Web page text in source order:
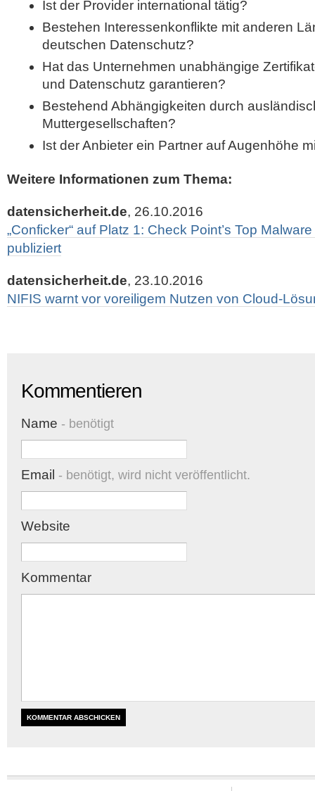
Ist der Provider international tätig?
Bestehen Interessenkonflikte mit anderen
deutschen Datenschutz?
Hat das Unternehmen unabhängige
und Datenschutz garantieren?
Bestehend Abhängigkeiten durch
Muttergesellschaften?
Ist der Anbieter ein Partner auf Augenhöhe
Weitere Informationen zum Thema:
datensicherheit.de, 26.10.2016
„Conficker“ auf Platz 1: Check Point’s Top
publiziert
datensicherheit.de, 23.10.2016
NIFIS warnt vor voreiligem Nutzen von Cloud-
Kommentieren
Name - benötigt
Email - benötigt, wird nicht veröffentlicht.
Website
Kommentar